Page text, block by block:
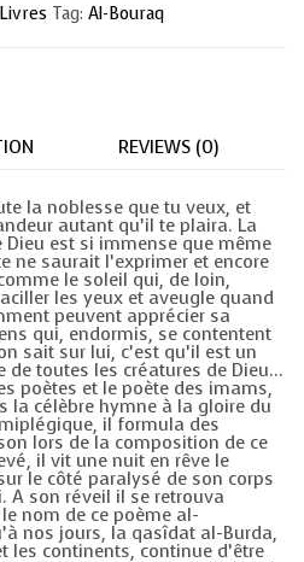
Livres Tag: Al-Bouraq
REVIEWS (0)
la noblesse que tu veux, et
autant qu’il te plaira. La
Dieu est si immense que même
ne saurait l’exprimer et encore
le soleil qui, de loin,
les yeux et aveugle quand
peuvent apprécier sa
qui, endormis, se contentent
sait sur lui, c’est qu’il est un
de toutes les créatures de Dieu…
poètes et le poète des imams,
la célèbre hymne à la gloire du
il formula des
lors de la composition de ce
il vit une nuit en rêve le
le côté paralysé de son corps
A son réveil il se retrouva
nom de ce poème al-
nos jours, la qasîdat al-Burda,
les continents, continue d’être